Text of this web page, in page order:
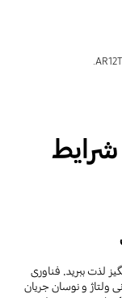
لذت ببرید. فناوری
ولتاژ و نوسان جریان‌